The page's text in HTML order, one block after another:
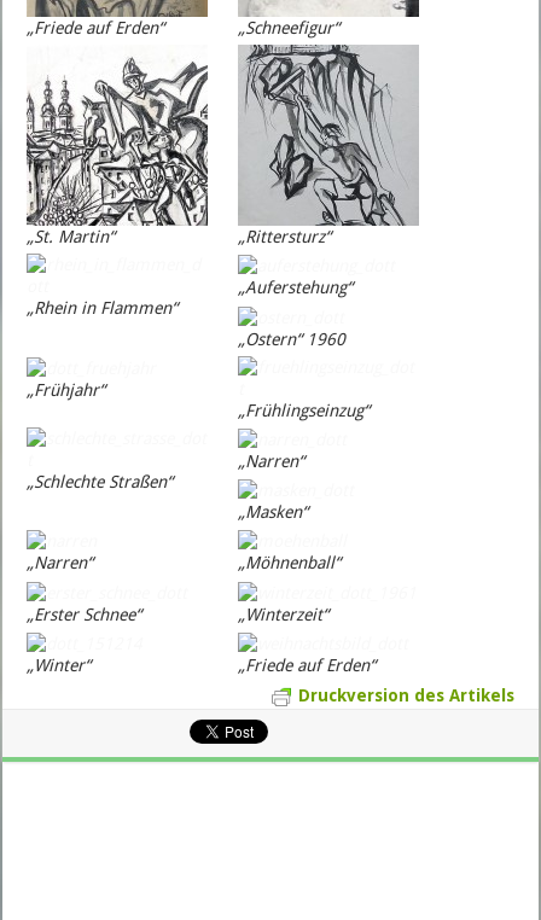
„Friede auf Erden“ „Schneefigur“
„St. Martin“ „Rittersturz“
„Rhein in Flammen“
„Auferstehung“
„Ostern“ 1960
„Frühjahr“
„Frühlingseinzug“
„Schlechte Straßen“
„Narren“
„Masken“
„Narren“ „Möhnenball“
„Erster Schnee“ „Winterzeit“
„Winter“
„Friede auf Erden“
Druckversion des Artikels